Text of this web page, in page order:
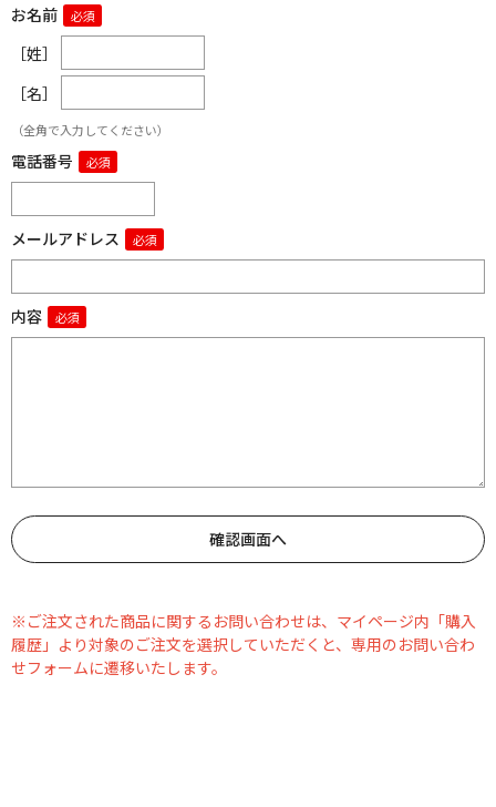
お名前
［姓］
［名］
（全角で入力してください）
電話番号
メールアドレス
内容
※ご注文された商品に関するお問い合わせは、マイページ内「購入
履歴」より対象のご注文を選択していただくと、専用のお問い合わ
せフォームに遷移いたします。